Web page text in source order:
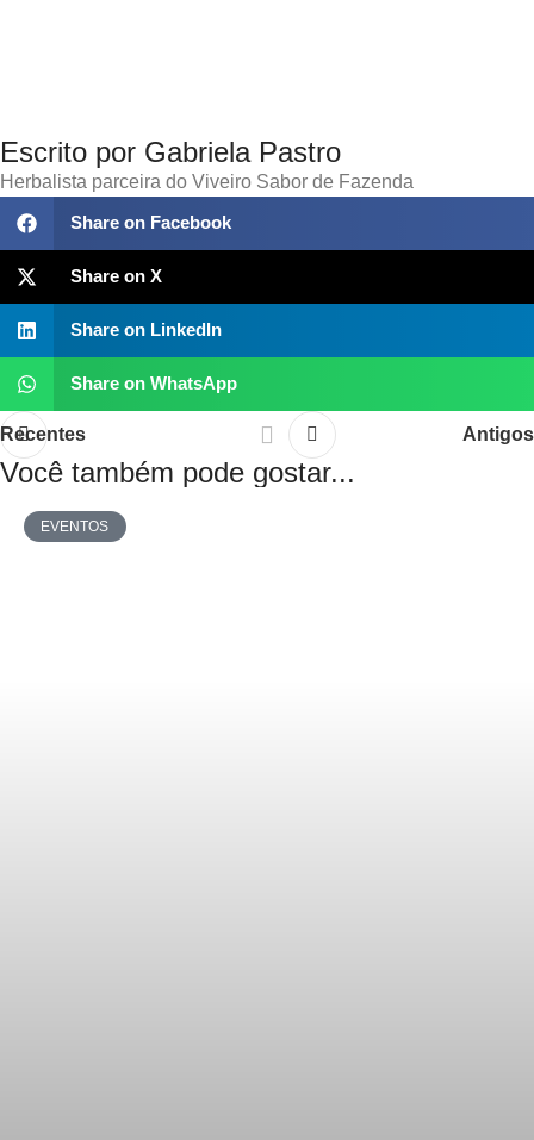
Escrito por Gabriela Pastro
Herbalista parceira do Viveiro Sabor de Fazenda
Share on Facebook
Share on X
Share on LinkedIn
Share on WhatsApp
Recentes Antigos
Você também pode gostar...
EVENTOS